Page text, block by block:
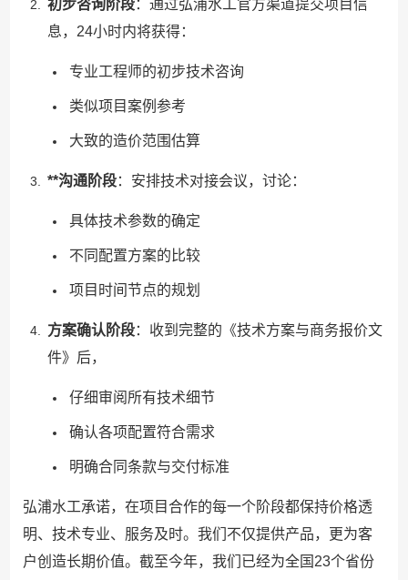
初步咨询阶段：通过弘浦水工官方渠道提交项目信
息，24小时内将获得：
专业工程师的初步技术咨询
类似项目案例参考
大致的造价范围估算
**沟通阶段：安排技术对接会议，讨论：
具体技术参数的确定
不同配置方案的比较
项目时间节点的规划
方案确认阶段：收到完整的《技术方案与商务报价文
件》后，
仔细审阅所有技术细节
确认各项配置符合需求
明确合同条款与交付标准
弘浦水工承诺，在项目合作的每一个阶段都保持价格透
明、技术专业、服务及时。我们不仅提供产品，更为客
户创造长期价值。截至今年，我们已经为全国23个省份